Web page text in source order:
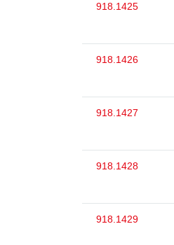
918.1425
918.1426
918.1427
918.1428
918.1429